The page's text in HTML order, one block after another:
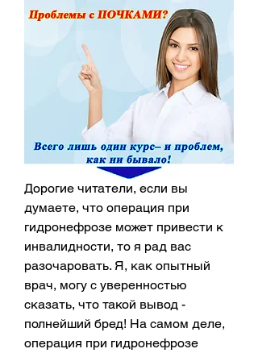
Дорогие читатели, если вы
думаете, что операция при
гидронефрозе может привести к
инвалидности, то я рад вас
разочаровать. Я, как опытный
врач, могу с уверенностью
сказать, что такой вывод -
полнейший бред! На самом деле,
операция при гидронефрозе